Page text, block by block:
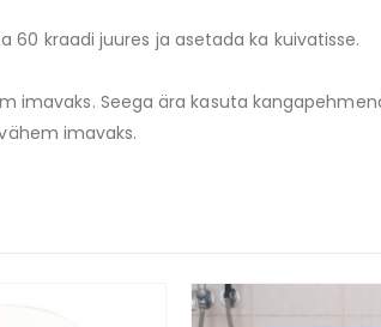
60 kraadi juures ja asetada ka kuivatisse.
Seega ära kasuta
imavaks.